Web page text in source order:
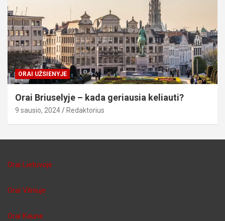
ORAI UŽSIENYJE
Orai Briuselyje – kada geriausia keliauti?
9 sausio, 2024 Redaktorius
Orai Lietuvoje
Orai Vilniuje
Orai Kaune